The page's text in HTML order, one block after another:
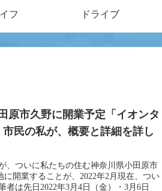
フ ドライブ
原市久野に開業予定「イオンタ
民の私が、概要と詳細を詳し
、ついに私たちの住む神奈川県小田原市
に開業することが、2022年2月現在、つい
者は先日2022年3月4日（金）・3月6日